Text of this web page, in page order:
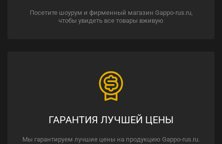
Посетите шоурум и фирменный магазин Gappo-rus.ru,
чтобы увидеть все товары вживую
ГАРАНТИЯ ЛУЧШЕЙ ЦЕНЫ
Мы гарантируем лучшие цены на продукцию Gappo-rus.ru.